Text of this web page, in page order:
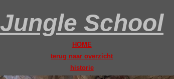
Jungle School
HOME
terug naar overzicht
historie